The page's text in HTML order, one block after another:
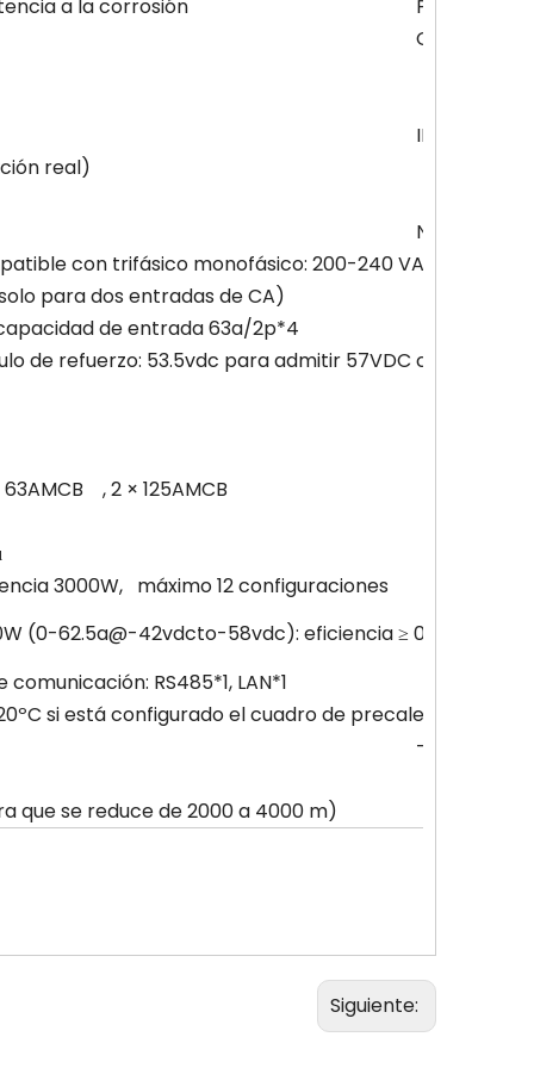
a la corrosión
Placa de
Gris claro:
IP20
real)
NO
con trifásico monofásico: 200-240 VAC/346-
para dos entradas de CA)
de entrada 63a/2p*4
de refuerzo: 53.5vdc para admitir 57VDC
, 2 × 125AMCB
3000W, máximo 12 configuraciones
(0-62.5a@-42vdcto-58vdc): eficiencia ≥ 0.96
RS485*1, LAN*1
si está configurado el cuadro de
–20 ℃ ~
que se reduce de 2000 a 4000 m)
Siguiente: